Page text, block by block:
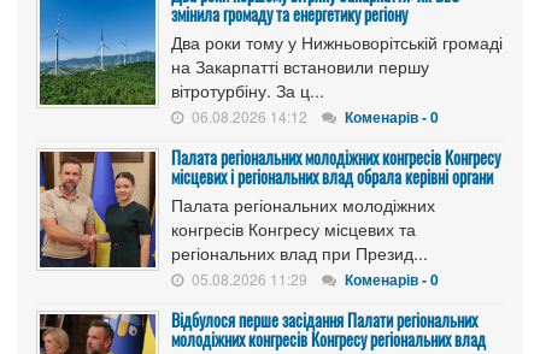
змінила громаду та енергетику регіону
Два роки тому у Нижньоворітській громаді
на Закарпатті встановили першу
вітротурбіну. За ц...
06.08.2026 14:12 Коменарів - 0
Палата регіональних молодіжних конгресів Конгресу
місцевих і регіональних влад обрала керівні органи
Палата регіональних молодіжних
конгресів Конгресу місцевих та
регіональних влад при Презид...
05.08.2026 11:29 Коменарів - 0
Відбулося перше засідання Палати регіональних
молодіжних конгресів Конгресу регіональних влад